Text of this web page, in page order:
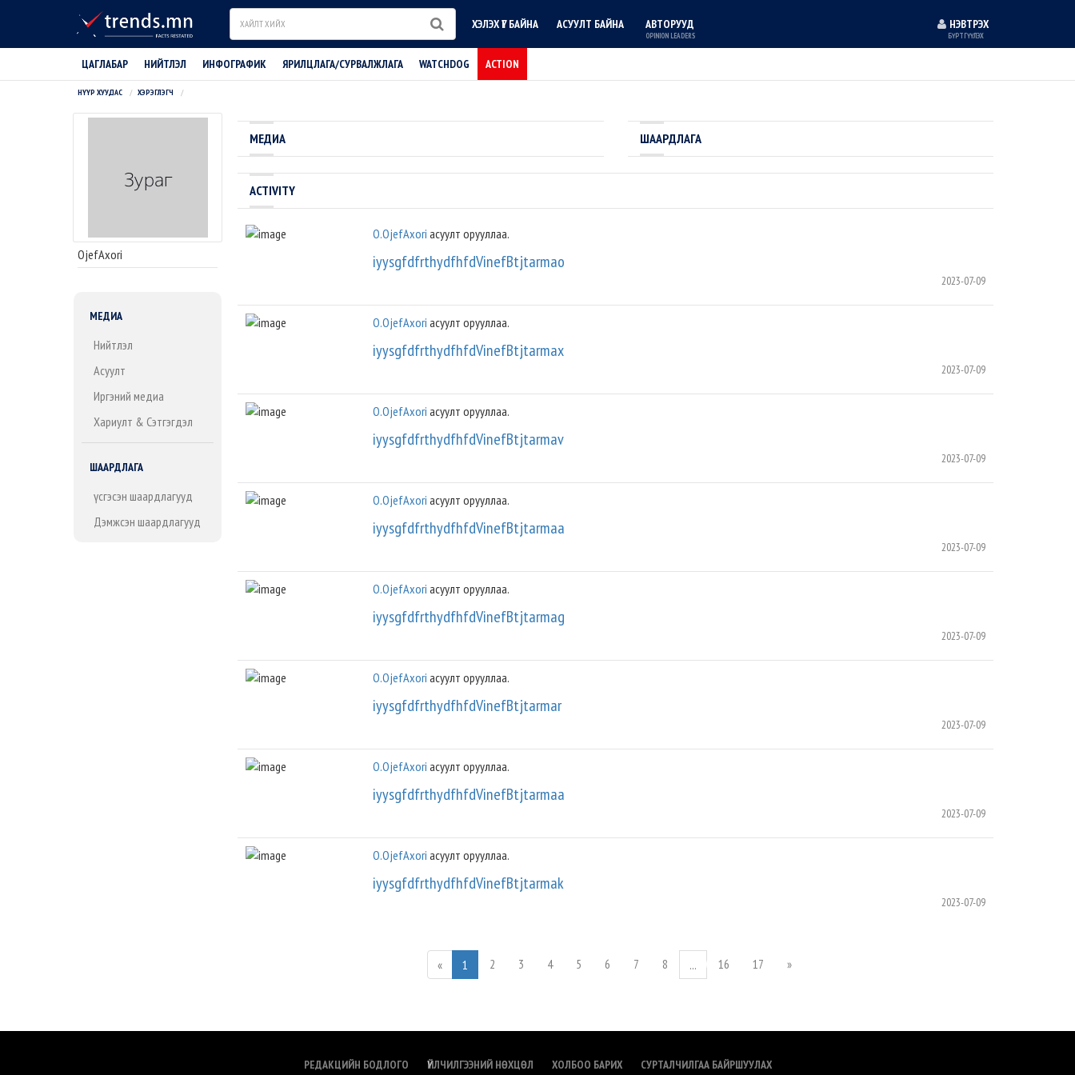
Search ХЭЛЭХ ҮГ БАЙНА АСУУЛТ БАЙНА АВТОРУУД
OPINION LEADERS
НЭВТРЭХ
БҮРТГҮҮЛЭХ
ЦАГЛАБАР НИЙТЛЭЛ ИНФОГРАФИК ЯРИЛЦЛАГА/СУРВАЛЖЛАГА WATCHDOG ACTION
НҮҮР ХУУДАС ХЭРЭГЛЭГЧ
OjefAxori
МЕДИА
Нийтлэл
Асуулт
Иргэний медиа
Хариулт & Сэтгэгдэл
ШААРДЛАГА
Үүсгэсэн шаардлагууд
Дэмжсэн шаардлагууд
МЕДИА ШААРДЛАГА
ACTIVITY
O.OjefAxori асуулт орууллаа.
iyysgfdfrthydfhfdVinefBtjtarmao
2023-07-09
O.OjefAxori асуулт орууллаа.
iyysgfdfrthydfhfdVinefBtjtarmax
2023-07-09
O.OjefAxori асуулт орууллаа.
iyysgfdfrthydfhfdVinefBtjtarmav
2023-07-09
O.OjefAxori асуулт орууллаа.
iyysgfdfrthydfhfdVinefBtjtarmaa
2023-07-09
O.OjefAxori асуулт орууллаа.
iyysgfdfrthydfhfdVinefBtjtarmag
2023-07-09
O.OjefAxori асуулт орууллаа.
iyysgfdfrthydfhfdVinefBtjtarmar
2023-07-09
O.OjefAxori асуулт орууллаа.
iyysgfdfrthydfhfdVinefBtjtarmaa
2023-07-09
O.OjefAxori асуулт орууллаа.
iyysgfdfrthydfhfdVinefBtjtarmak
2023-07-09
« 1 2 3 4 5 6 7 8 ... 16 17 »
РЕДАКЦИЙН БОДЛОГО ҮЙЛЧИЛГЭЭНИЙ НӨХЦӨЛ ХОЛБОО БАРИХ СУРТАЛЧИЛГАА БАЙРШУУЛАХ